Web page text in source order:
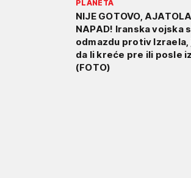
PLANETA
NIJE GOTOVO,
NAPAD! Iranska vojska
odmazdu protiv
da li kreće pre ili posle
(FOTO)